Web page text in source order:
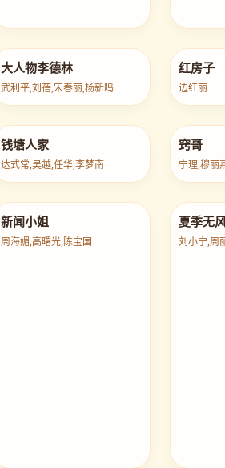
大人物李德林
武利平,刘蓓,宋春丽,杨新鸣
红房子
边红丽
钱塘人家
达式常,吴越,任华,李梦南
窍哥
宁理,穆丽